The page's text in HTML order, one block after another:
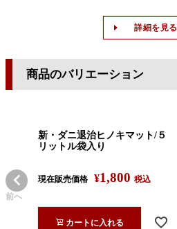
詳細を見る
商品のバリエーション
前へ
新・ダニ退治ヒノキマット/５
リットル袋入り
現在販売価格 ¥1,800 税込
カートに入れる